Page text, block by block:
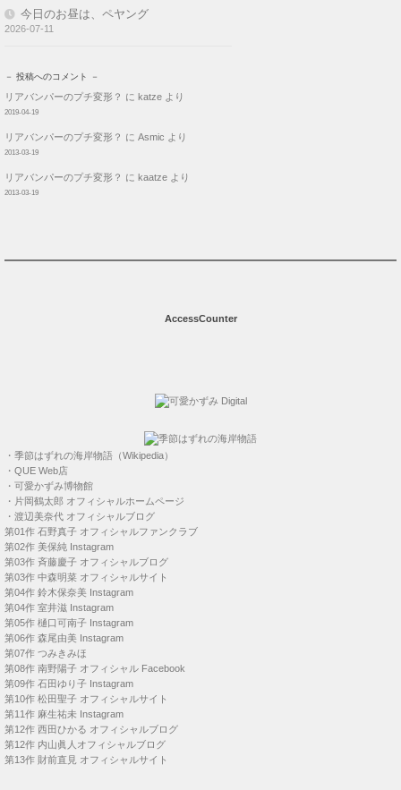
今日のお昼は、ペヤング
2026-07-11
－ 投稿へのコメント －
リアバンパーのプチ変形？ に katze より
2019-04-19
リアバンパーのプチ変形？ に Asmic より
2013-03-19
リアバンパーのプチ変形？ に kaatze より
2013-03-19
AccessCounter
・ 季節はずれの海岸物語（Wikipedia）
・ QUE Web店
・ 可愛かずみ博物館
・ 片岡鶴太郎 オフィシャルホームページ
・ 渡辺美奈代 オフィシャルブログ
第01作 石野真子 オフィシャルファンクラブ
第02作 美保純 Instagram
第03作 斉藤慶子 オフィシャルブログ
第03作 中森明菜 オフィシャルサイト
第04作 鈴木保奈美 Instagram
第04作 室井滋 Instagram
第05作 樋口可南子 Instagram
第06作 森尾由美 Instagram
第07作 つみきみほ
第08作 南野陽子 オフィシャル Facebook
第09作 石田ゆり子 Instagram
第10作 松田聖子 オフィシャルサイト
第11作 麻生祐未 Instagram
第12作 西田ひかる オフィシャルブログ
第12作 内山眞人オフィシャルブログ
第13作 財前直見 オフィシャルサイト